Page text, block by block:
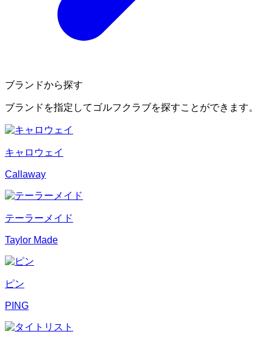
ブランドから探す
ブランドを指定してゴルフクラブを探すことができます。
キャロウェイ
Callaway
テーラーメイド
Taylor Made
ピン
PING